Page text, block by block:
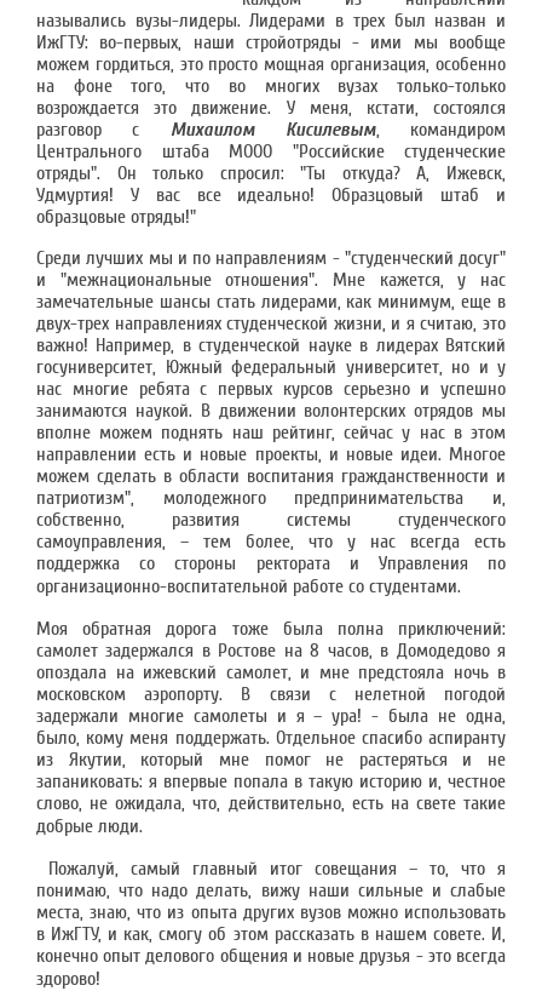
назывались вузы-лидеры. Лидерами в трех был назван и
ИжГТУ: во-первых, наши стройотряды - ими мы вообще
можем гордиться, это просто мощная организация, особенно
на фоне того, что во многих вузах только-только
возрождается это движение. У меня, кстати, состоялся
разговор с Михаилом Кисилевым, командиром
Центрального штаба МООО "Российские студенческие
отряды". Он только спросил: "Ты откуда? А, Ижевск,
Удмуртия! У вас все идеально! Образцовый штаб и
образцовые отряды!"
Среди лучших мы и по направлениям - "студенческий досуг"
и "межнациональные отношения". Мне кажется, у нас
замечательные шансы стать лидерами, как минимум, еще в
двух-трех направлениях студенческой жизни, и я считаю, это
важно! Например, в студенческой науке в лидерах Вятский
госуниверситет, Южный федеральный университет, но и у
нас многие ребята с первых курсов серьезно и успешно
занимаются наукой. В движении волонтерских отрядов мы
вполне можем поднять наш рейтинг, сейчас у нас в этом
направлении есть и новые проекты, и новые идеи. Многое
можем сделать в области воспитания гражданственности и
патриотизм", молодежного предпринимательства и,
собственно, развития системы студенческого
самоуправления, – тем более, что у нас всегда есть
поддержка со стороны ректората и Управления по
организационно-воспитательной работе со студентами.
Моя обратная дорога тоже была полна приключений:
самолет задержался в Ростове на 8 часов, в Домодедово я
опоздала на ижевский самолет, и мне предстояла ночь в
московском аэропорту. В связи с нелетной погодой
задержали многие самолеты и я – ура! - была не одна,
было, кому меня поддержать. Отдельное спасибо аспиранту
из Якутии, который мне помог не растеряться и не
запаниковать: я впервые попала в такую историю и, честное
слово, не ожидала, что, действительно, есть на свете такие
добрые люди.
Пожалуй, самый главный итог совещания – то, что я
понимаю, что надо делать, вижу наши сильные и слабые
места, знаю, что из опыта других вузов можно использовать
в ИжГТУ, и как, смогу об этом рассказать в нашем совете. И,
конечно опыт делового общения и новые друзья - это всегда
здорово!